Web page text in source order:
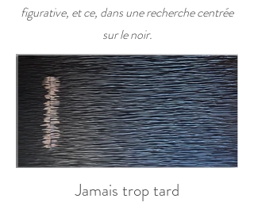
figurative, et ce, dans une recherche centrée
sur le noir.
Jamais trop tard